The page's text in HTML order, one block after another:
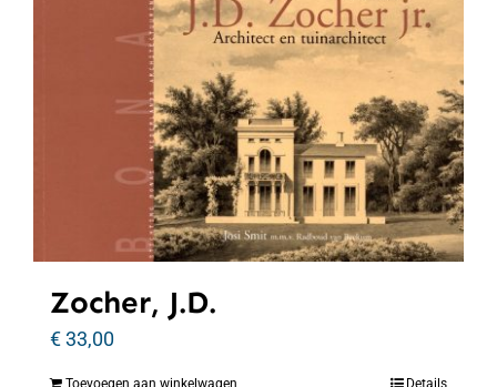
Zocher, J.D.
€33,00
Toevoegen aan winkelwagen Details